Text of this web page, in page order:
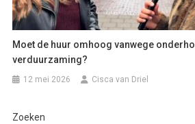
Moet de huur omhoog vanwege
verduurzaming?
12 mei 2026 Cisca van Driel
Zoeken